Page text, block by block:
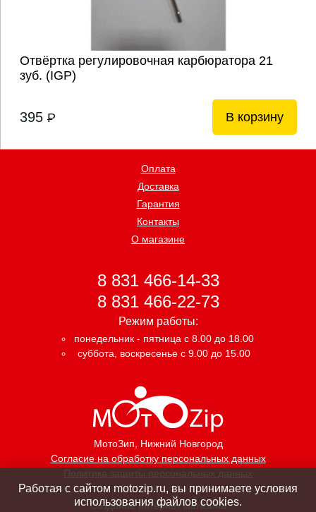
Отвёртка регулировочная карбюратора 21
зуб. (IGP)
395 P В корзину
МотоЗип , Нижний Новгород
Согласие на обработку персональных данных
Политика защиты персональных данных
Оплата
Доставка
Гарантия
Контакты
О магазине
8 831 466-14-33
8 831 466-22-73
Режим работы:
понедельник - пятница с 8.00 до 18.00
суббота, воскресенье с 9.00 до 15.00
Создание интернет магазина
Работая с сайтом motozip.ru, вы принимаете условия
использования файлов cookies.